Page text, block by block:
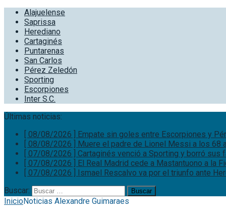
Alajuelense
Saprissa
Herediano
Cartaginés
Puntarenas
San Carlos
Pérez Zeledón
Sporting
Escorpiones
Inter S.C.
Últimas noticias:
[ 08/08/2026 ] Empate sin goles entre Escorpiones y
[ 08/08/2026 ] Muere el padre de Lionel Messi a los 68
[ 07/08/2026 ] Cartaginés venció a Sporting y borró sus
[ 07/08/2026 ] El Real Madrid cede a Mastantuono a la
[ 07/08/2026 ] Ismael Rescalvo va por el triunfo ante
Buscar:
InicioNoticias Alexandre Guimaraes